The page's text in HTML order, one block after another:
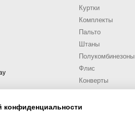
Куртки
Комплекты
Пальто
Штаны
Полукомбинезоны
Флис
Конверты
Трикотаж